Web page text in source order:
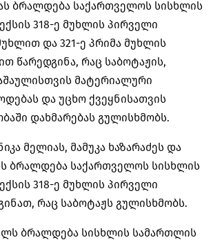
ბრალდება საქართველოს სისხლის
318-ე მუხლის პირველი
და 321-ე პრიმა მუხლის
წარედგინა, რაც საბოტაჟის,
მატერიალური
და უცხო ქვეყნისათვის
დახმარებას გულისხმობს.
მელიას, მამუკა ხაზარაძეს და
ბრალდება საქართველოს სისხლის
318-ე მუხლის პირველი
რაც საბოტაჟს გულისხმობს.
ბრალდება სისხლის სამართლის